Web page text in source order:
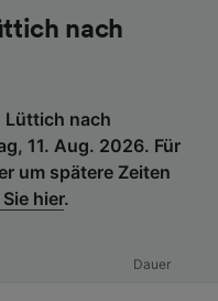
nach
Lüttich nach
11. Aug. 2026. Für
um spätere Zeiten
hier.
Dauer